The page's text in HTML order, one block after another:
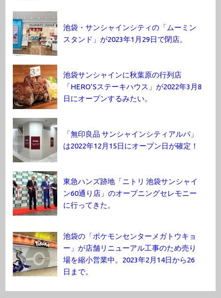
池袋・サンシャインシティの「ムーミン
スタンド」が2023年1月29日で閉店。
池袋サンシャインに秋葉原の行列店
「HERO’Sステーキハウス」が2022年3月8
日にオープンするみたい。
「無印良品 サンシャインシティアルパ」
は2022年12月15日にオープン日が確定！
東急ハンズ跡地「ニトリ 池袋サンシャイ
ン60通り店」のオープニングセレモニー
に行ってきた。
池袋の「ポケモンセンターメガトウキョ
ー」が店舗リニューアル工事のため売り
場を縮小営業中。2023年2月14日から26
日まで。